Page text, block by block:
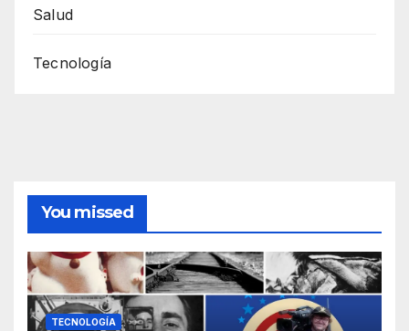
Salud
Tecnología
You missed
TECNOLOGÍA